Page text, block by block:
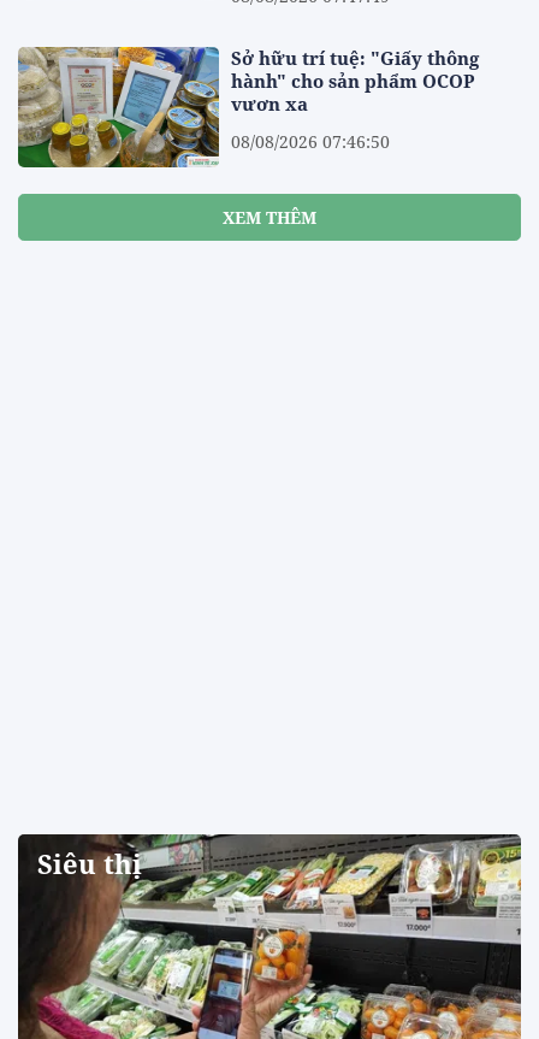
Sở hữu trí tuệ: "Giấy thông
hành" cho sản phẩm OCOP
vươn xa
08/08/2026 07:46:50
XEM THÊM
Siêu thị